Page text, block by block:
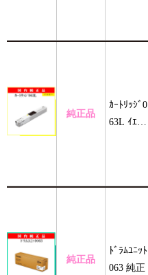
純正品
ｶｰﾄﾘｯｼﾞ0
63L ｲｴﾛｰ
純正品
ﾄﾞﾗﾑﾕﾆｯﾄ
063 純正